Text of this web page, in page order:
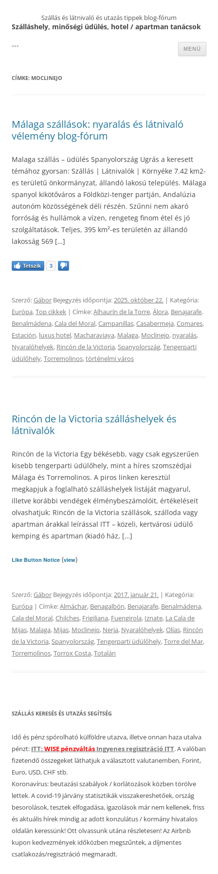
Szállás és látnivaló és utazás tippek blog-fórum
Szálláshely, minőségi üdülés, hotel / apartman tanácsok
MENÜ
---
CÍMKE: MOCLINEJO
Málaga szállások: nyaralás és látnivaló
vélemény blog-fórum
Malaga szállás – üdülés Spanyolország Ugrás a keresett
témához gyorsan: Szállás | Látnivalók | Környéke 7.42 km2-
es területű önkormányzat, állandó lakosú település. Málaga
spanyol kikötőváros a Földközi-tenger partján, Andalúzia
autonóm közösségének déli részén. Szűnni nem akaró
forróság és hullámok a vízen, rengeteg finom étel és jó
szolgáltatások. Teljes, 395 km²-es területén az állandó
lakosság 569 […]
Tetszik 3
Szerző:Gábor Bejegyzés időpontja:2025. október 22. | Kategória:
Európa,Top cikkek | Címke:Alhaurín de la Torre,Álora, Benajarafe,
Benalmádena,Cala del Moral,Campanillas,Casabermeja,Comares,
Estación, luxus hotel, Macharaviaya, Malaga, Moclinejo, nyaralás,
Nyaralóhelyek, Rincón de la Victoria,Spanyolország,Tengerparti
üdülőhely,Torremolinos,történelmi város
Rincón de la Victoria szálláshelyek és
látnivalók
Rincón de la Victoria Egy békésebb, vagy csak egyszerűen
kisebb tengerparti üdülőhely, mint a híres szomszédjai
Málaga és Torremolinos. A piros linken keresztül
megkapjuk a foglalható szálláshelyek listáját magyarul,
illetve korábbi vendégek élménybeszámolóit, értékeléseit
olvashatjuk: Rincón de la Victoria szállások, szálloda vagy
apartman árakkal leírással ITT – közeli, kertvárosi üdülő
kemping és apartman (kiadó ház, […]
Like Button Notice (view)
Szerző:Gábor Bejegyzés időpontja:2017. január 21. | Kategória:
Európa | Címke:Almáchar, Benagalbón, Benajarafe, Benalmádena,
Cala del Moral,Chilches, Frigiliana, Fuengirola, Iznate, La Cala de
Mijas, Malaga, Mijas, Moclinejo, Nerja, Nyaralóhelyek,Olías, Rincón
de la Victoria,Spanyolország,Tengerparti üdülőhely,Torre del Mar,
Torremolinos,Torrox Costa,Totalán
SZÁLLÁS KERESÉS ÉS UTAZÁS SEGÍTSÉG
Idő és pénz spórolható külföldre utazva, illetve onnan haza utalva
pénzt: ITT: WISE pénzváltás Ingyenes regisztráció ITT. A valóban
fizetendő összegeket láthatjuk a választott valutanemben, Forint,
Euro, USD, CHF stb.
Koronavírus: beutazási szabályok / korlátozások közben törölve
lettek. A covid-19 járvány statisztikák visszakereshetőek, ország
besorolások, tesztek elfogadása, igazolások már nem kellenek, friss
és aktuális hírek mindig az adott konzulátus / kormány hivatalos
oldalán keressünk! Ott olvassunk utána részletesen! Az Airbnb
kupon kedvezmények időközben megszűntek, a díjmentes
csatlakozás/regisztráció megmaradt.